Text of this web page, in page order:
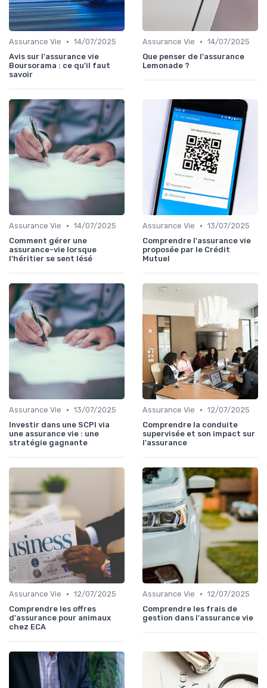
Assurance Vie • 14/07/2025
Avis sur l'assurance vie
Boursorama : ce qu'il faut
savoir
Assurance Vie • 14/07/2025
Que penser de l'assurance
Lemonade ?
Assurance Vie • 14/07/2025
Comment gérer une
assurance-vie lorsque
l'héritier se sent lésé
Assurance Vie • 13/07/2025
Comprendre l'assurance vie
proposée par le Crédit
Mutuel
Assurance Vie • 13/07/2025
Investir dans une SCPI via
une assurance vie : une
stratégie gagnante
Assurance Vie • 12/07/2025
Comprendre la conduite
supervisée et son impact sur
l'assurance
Assurance Vie • 12/07/2025
Comprendre les offres
d'assurance pour animaux
chez ECA
Assurance Vie • 12/07/2025
Comprendre les frais de
gestion dans l'assurance vie